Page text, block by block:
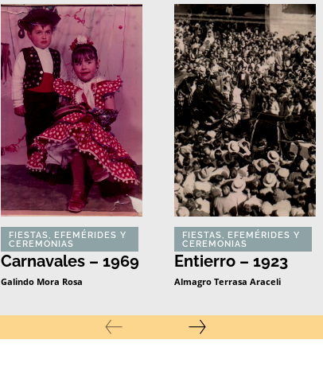
FIESTAS, EFEMÉRIDES Y
CEREMONIAS
Carnavales – 1969
Galindo Mora Rosa
FIESTAS, EFEMÉRIDES Y
CEREMONIAS
Entierro – 1923
Almagro Terrasa Araceli